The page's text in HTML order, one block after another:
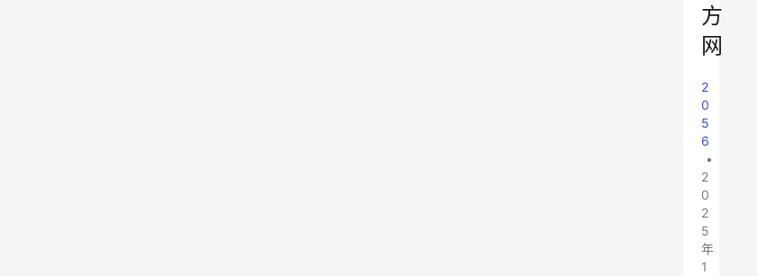
方
网
2
0
5
6
•
2
0
2
5
年
1